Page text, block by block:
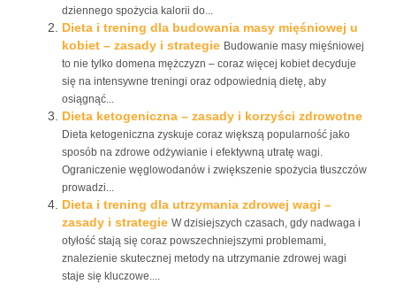
dziennego spożycia kalorii do...
Dieta i trening dla budowania masy mięśniowej u
kobiet – zasady i strategie Budowanie masy mięśniowej
to nie tylko domena mężczyzn – coraz więcej kobiet decyduje
się na intensywne treningi oraz odpowiednią dietę, aby
osiągnąć...
Dieta ketogeniczna – zasady i korzyści zdrowotne
Dieta ketogeniczna zyskuje coraz większą popularność jako
sposób na zdrowe odżywianie i efektywną utratę wagi.
Ograniczenie węglowodanów i zwiększenie spożycia tłuszczów
prowadzi...
Dieta i trening dla utrzymania zdrowej wagi –
zasady i strategie W dzisiejszych czasach, gdy nadwaga i
otyłość stają się coraz powszechniejszymi problemami,
znalezienie skutecznej metody na utrzymanie zdrowej wagi
staje się kluczowe....